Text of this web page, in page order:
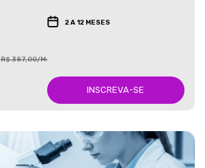
2 A 12 MESES
387,00/Mês
INSCREVA-SE